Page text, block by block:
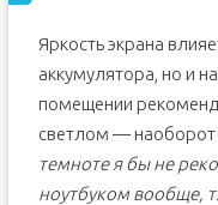
Яркость экрана
аккумулятора, но и
помещении
светлом — наоборот
темноте я бы не
ноутбуком вообще,